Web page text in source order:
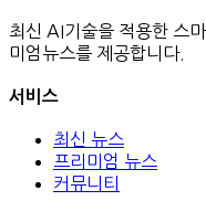
최신 AI기술을 적용한 스
미엄뉴스를 제공합니다.
서비스
최신 뉴스
프리미엄 뉴스
커뮤니티